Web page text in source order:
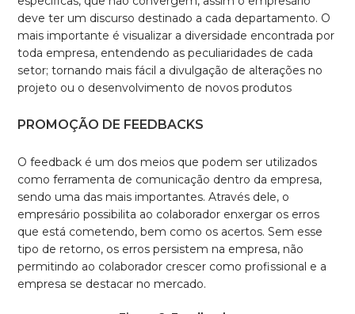
deve ter um discurso destinado a cada departamento. O
mais importante é visualizar a diversidade encontrada por
toda empresa, entendendo as peculiaridades de cada
setor; tornando mais fácil a divulgação de alterações no
projeto ou o desenvolvimento de novos produtos
PROMOÇÃO DE FEEDBACKS
O feedback é um dos meios que podem ser utilizados
como ferramenta de comunicação dentro da empresa,
sendo uma das mais importantes. Através dele, o
empresário possibilita ao colaborador enxergar os erros
que está cometendo, bem como os acertos. Sem esse
tipo de retorno, os erros persistem na empresa, não
permitindo ao colaborador crescer como profissional e a
empresa se destacar no mercado.